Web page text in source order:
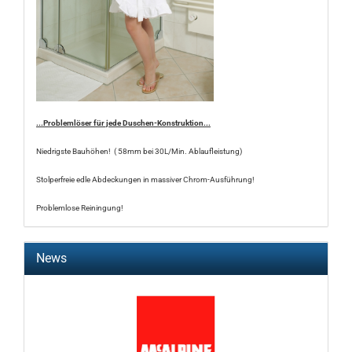
...Problemlöser für jede Duschen-Konstruktion...
Niedrigste Bauhöhen! ( 58mm bei 30L/Min. Ablaufleistung)
Stolperfreie edle Abdeckungen in massiver Chrom-Ausführung!
Problemlose Reiningung!
News